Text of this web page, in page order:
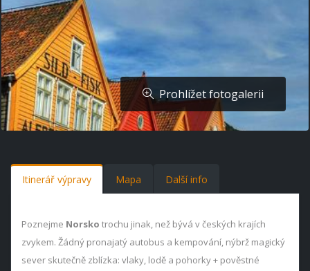
Prohlížet fotogalerii
Itinerář výpravy Mapa Další info
Poznejme Norsko trochu jinak, než bývá v českých krajích
zvykem. Žádný pronajatý autobus a kempování, nýbrž magický
sever skutečně zblízka: vlaky, lodě a pohorky + pověstné